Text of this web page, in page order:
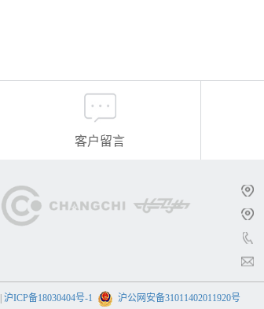
客户留言
沪ICP备18030404号-1 沪公网安备31011402011920号